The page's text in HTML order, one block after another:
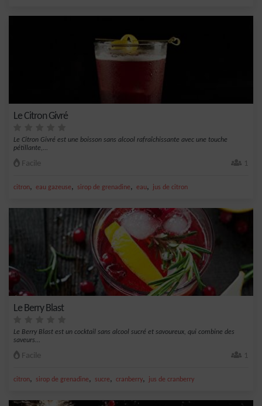
Le Citron Givré
Le Citron Givré est une boisson sans alcool rafraîchissante avec une touche
pétillante,...
Facile 1
citron, eau gazeuse, sirop de grenadine, eau, jus de citron
Le Berry Blast
Le Berry Blast est un cocktail sans alcool sucré et savoureux, qui combine des
saveurs...
Facile 1
citron, sirop de grenadine, sucre, cranberry, jus de cranberry